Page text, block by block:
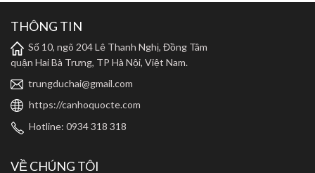
THÔNG TIN
Số 10, ngõ 204 Lê Thanh Nghị, Đồng Tâm
quận Hai Bà Trưng, TP Hà Nội, Việt Nam.
trungduchai@gmail.com
https://canhoquocte.com
Hotline: 0934 318 318
VỀ CHÚNG TÔI